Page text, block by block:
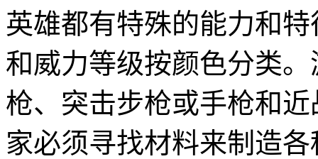
英雄都有特殊的能力和
和威力等级按颜色分类
枪、突击步枪或手枪和
家必须寻找材料来制造